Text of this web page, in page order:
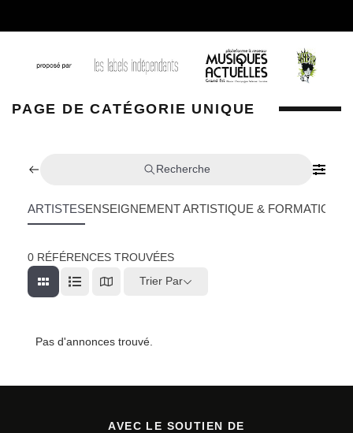
PAGE DE CATÉGORIE UNIQUE
Recherche
ARTISTESENSEIGNEMENT ARTISTIQUE & FORMATION
0 RÉFÉRENCES TROUVÉES
Trier Par
Pas d'annonces trouvé.
AVEC LE SOUTIEN DE